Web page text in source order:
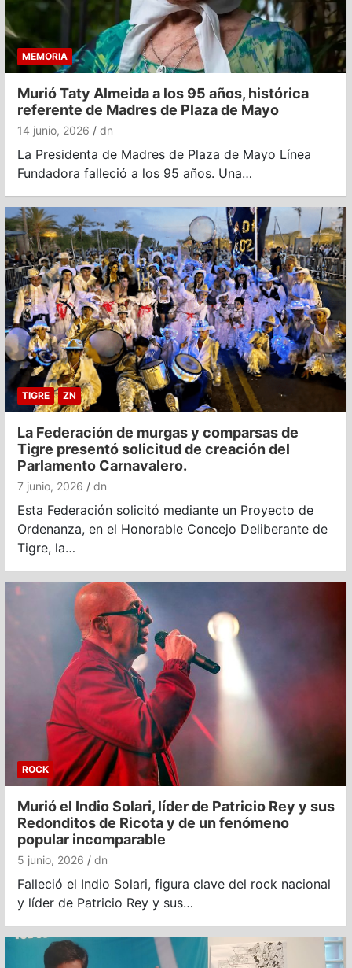
MEMORIA
Murió Taty Almeida a los 95 años, histórica
referente de Madres de Plaza de Mayo
14 junio, 2026 dn
La Presidenta de Madres de Plaza de Mayo Línea
Fundadora falleció a los 95 años. Una…
TIGRE ZN
La Federación de murgas y comparsas de
Tigre presentó solicitud de creación del
Parlamento Carnavalero.
7 junio, 2026 dn
Esta Federación solicitó mediante un Proyecto de
Ordenanza, en el Honorable Concejo Deliberante de
Tigre, la…
ROCK
Murió el Indio Solari, líder de Patricio Rey y sus
Redonditos de Ricota y de un fenómeno
popular incomparable
5 junio, 2026 dn
Falleció el Indio Solari, figura clave del rock nacional
y líder de Patricio Rey y sus…